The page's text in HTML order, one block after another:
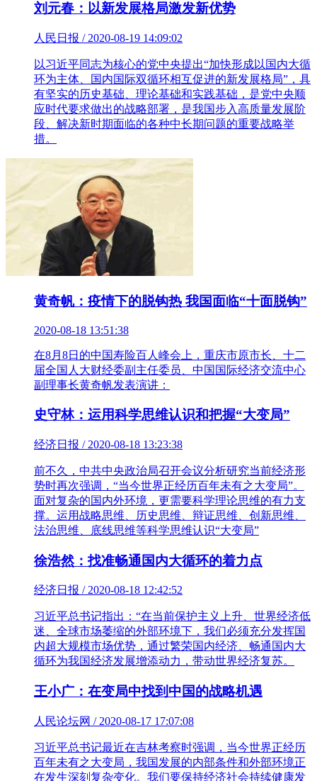
刘元春：以新发展格局激发新优势
人民日报 / 2020-08-19 14:09:02
以习近平同志为核心的党中央提出“加快形成以国内大循
环为主体、国内国际双循环相互促进的新发展格局”，具
有坚实的历史基础、理论基础和实践基础，是党中央顺
应时代要求做出的战略部署，是我国步入高质量发展阶
段、解决新时期面临的各种中长期问题的重要战略举
措。
黄奇帆：疫情下的脱钩热 我国面临“十面脱钩”
2020-08-18 13:51:38
在8月8日的中国寿险百人峰会上，重庆市原市长、十二
届全国人大财经委副主任委员、中国国际经济交流中心
副理事长黄奇帆发表演讲：
史守林：运用科学思维认识和把握“大变局”
经济日报 / 2020-08-18 13:23:38
前不久，中共中央政治局召开会议分析研究当前经济形
势时再次强调，“当今世界正经历百年未有之大变局”。
面对复杂的国内外环境，更需要科学理论思维的有力支
撑。运用战略思维、历史思维、辩证思维、创新思维、
法治思维、底线思维等科学思维认识“大变局”
徐浩然：找准畅通国内大循环的着力点
经济日报 / 2020-08-18 12:42:52
习近平总书记指出：“在当前保护主义上升、世界经济低
迷、全球市场萎缩的外部环境下，我们必须充分发挥国
内超大规模市场优势，通过繁荣国内经济、畅通国内大
循环为我国经济发展增添动力，带动世界经济复苏。
王小广：在变局中找到中国的战略机遇
人民论坛网 / 2020-08-17 17:07:08
习近平总书记最近在吉林考察时强调，当今世界正经历
百年未有之大变局，我国发展的内部条件和外部环境正
在发生深刻复杂变化。我们要保持经济社会持续健康发